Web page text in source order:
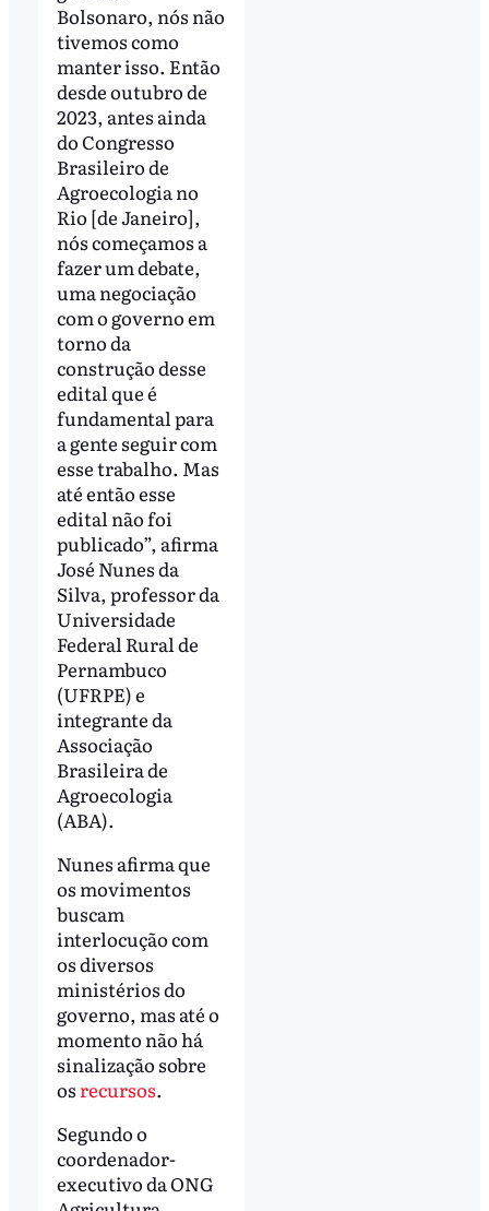
Bolsonaro, nós não
tivemos como
manter isso. Então
desde outubro de
2023, antes ainda
do Congresso
Brasileiro de
Agroecologia no
Rio [de Janeiro],
nós começamos a
fazer um debate,
uma negociação
com o governo em
torno da
construção desse
edital que é
fundamental para
a gente seguir com
esse trabalho. Mas
até então esse
edital não foi
publicado”, afirma
José Nunes da
Silva, professor da
Universidade
Federal Rural de
Pernambuco
(UFRPE) e
integrante da
Associação
Brasileira de
Agroecologia
(ABA).
Nunes afirma que
os movimentos
buscam
interlocução com
os diversos
ministérios do
governo, mas até o
momento não há
sinalização sobre
os recursos.
Segundo o
coordenador-
executivo da ONG